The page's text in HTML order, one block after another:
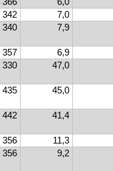
342
7,0
340 7,9
357
6,9
330 47,0
435 45,0
442 41,4
356
11,3
356 9,2